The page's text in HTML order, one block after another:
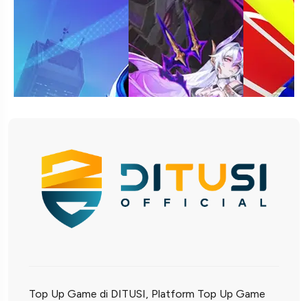
Top Up Game di DITUSI, Platform Top Up Game